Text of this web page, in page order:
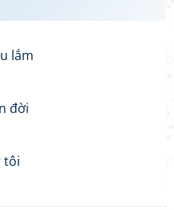
lắm
đời
tôi